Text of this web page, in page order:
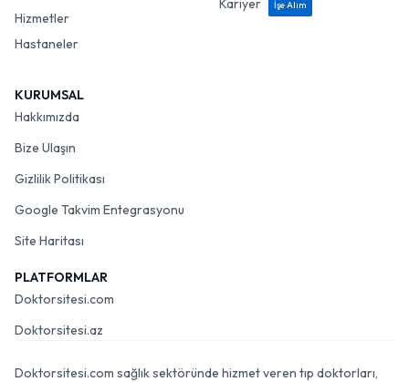
Hizmetler
Hastaneler
Kariyer
İşe Alım
KURUMSAL
Hakkımızda
Bize Ulaşın
Gizlilik Politikası
Google Takvim Entegrasyonu
Site Haritası
PLATFORMLAR
Doktorsitesi.com
Doktorsitesi.az
Doktorsitesi.com sağlık sektöründe hizmet veren tıp doktorları,